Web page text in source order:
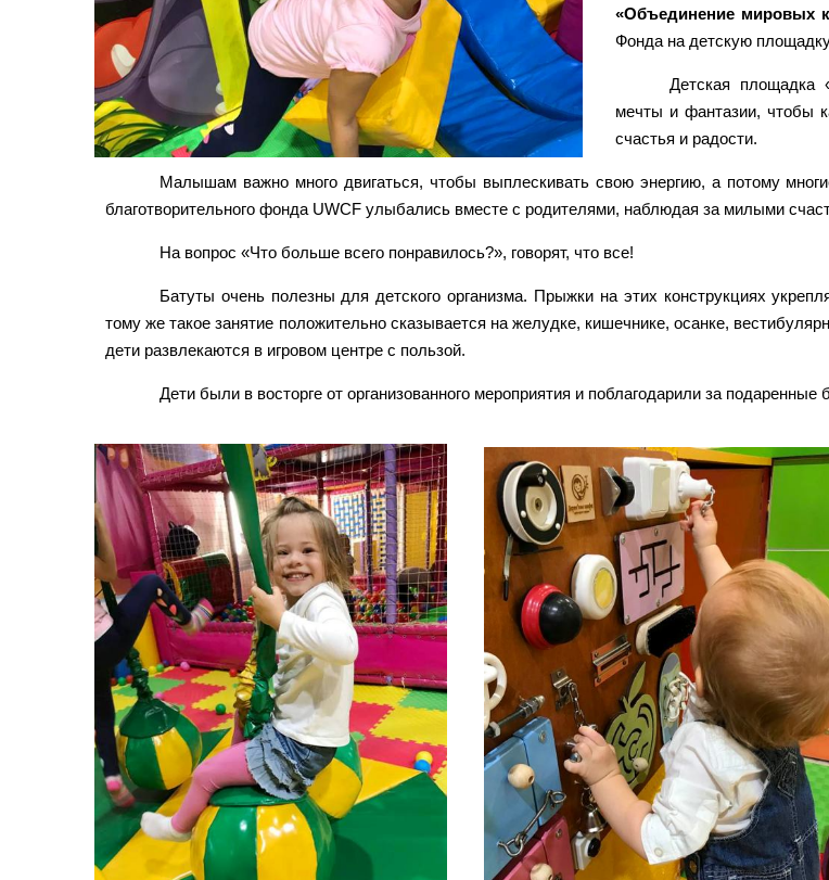
«Объединение мировых
Фонда на детскую
Детская площадка
мечты и фантазии, чтобы
счастья и радости.
Малышам важно много двигаться, чтобы выплескивать свою энергию, а потому
благотворительного фонда UWCF улыбались вместе с родителями, наблюдая за милыми
На вопрос «Что больше всего понравилось?», говорят, что все!
Батуты очень полезны для детского организма. Прыжки на этих конструкциях
тому же такое занятие положительно сказывается на желудке, кишечнике, осанке,
дети развлекаются в игровом центре с пользой.
Дети были в восторге от организованного мероприятия и поблагодарили за